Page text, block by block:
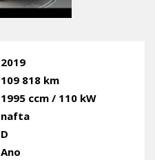
2019
109 818 km
1995 ccm / 110 kW
nafta
D
Ano